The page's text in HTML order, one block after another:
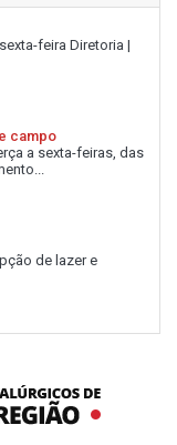
feira Diretoria |
campo
a sexta-feiras, das
de lazer e